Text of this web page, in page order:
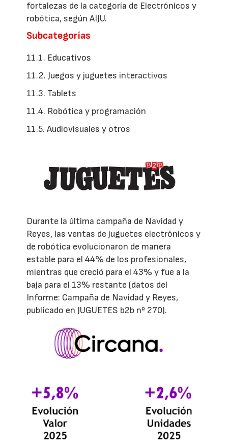
fortalezas de la categoría de Electrónicos y
robótica, según AIJU.
Subcategorías
11.1. Educativos
11.2. Juegos y juguetes interactivos
11.3. Tablets
11.4. Robótica y programación
11.5. Audiovisuales y otros
Durante la última campaña de Navidad y
Reyes, las ventas de juguetes electrónicos y
de robótica evolucionaron de manera
estable para el 44% de los profesionales,
mientras que creció para el 43% y fue a la
baja para el 13% restante (datos del
Informe: Campaña de Navidad y Reyes,
publicado en JUGUETES b2b nº 270).